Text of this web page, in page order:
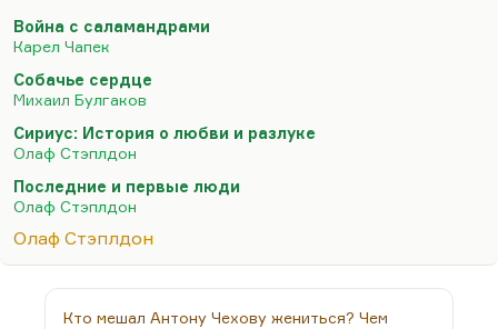
очень высоко оценил. Но так случилось, что
действительно массовая культура его никогда не
принимала.
Я никогда не читал (хотя я знаю, про что там — то
есть я пролиставал) его наиболее известных
романов. Вот эта книжка «Последние и первые
люди», «Last and First Men» — там человек,
живущий на Нептуне, принадлежащий к 18-му
поколению человеческой цивилизации,
рассказывает судьбу этих поколений. Это очень…
Война с саламандрами
Карел Чапек
Собачье сердце
Михаил Булгаков
Сириус: История о любви и разлуке
Олаф Стэплдон
Последние и первые люди
Олаф Стэплдон
Олаф Стэплдон
Кто мешал Антону Чехову жениться? Чем